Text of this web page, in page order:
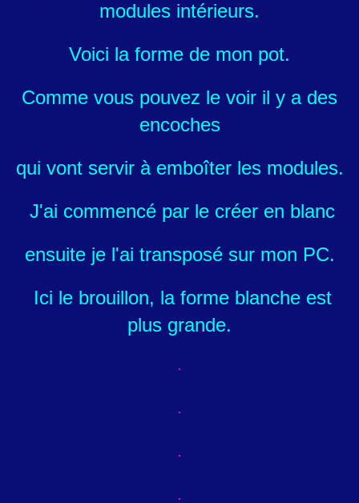
modules intérieurs.
Voici la forme de mon pot.
Comme vous pouvez le voir il y a des
encoches
qui vont servir à emboîter les modules.
J'ai commencé par le créer en blanc
ensuite je l'ai transposé sur mon PC.
Ici le brouillon, la forme blanche est
plus grande.